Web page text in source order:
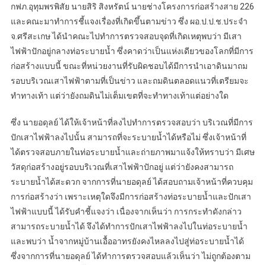
กฟภ.อุทุมพรพิสัย นายสิริ สิงหรัตน์ นายช่างโครงการก่อสร้างสาย 226
และคณะมาทำการชี้แจงเรื่องที่เกิดขึ้นตามข่าว ซึ่ง ผอ.ป.ป.ช.ประจำ
จ.ศรีสะเกษ ได้นำคณะไปทำการตรวจสอบจุดที่เกิดเหตุพบว่า มีเสา
ไฟฟ้าปักอยู่กลางท่อระบายน้ำ ซึ่งคาดว่าเป็นแห่งเดียวของโลกที่มีการ
ก่อสร้างแบบนี้ ขณะที่หน่วยงานที่รับผิดชอบได้มีการนำเอาดินมาถม
รอบบริเวณเสาไฟฟ้าตามที่เป็นข่าว และถมดินตลอดแนวที่เตรียมจะ
ทำทางเท้า แต่ว่ายังถมดินไม่เต็มเขตที่จะทำทางเท้าแต่อย่างใด
ซึ่ง นายอดุลย์ ได้ให้เจ้าหน้าที่ลงไปทำการตรวจสอบว่า บริเวณที่มีการ
ปักเสาไฟฟ้าลงไปนั้น สามารถที่จะระบายน้ำได้หรือไม่ ซึ่งเจ้าหน้าที่
ได้ตรวจสอบภายในท่อระบายน้ำและถ่ายภาพมาแจ้งให้ทราบว่า มีเศษ
วัสดุก่อสร้างอยู่รอบบริเวณที่เสาไฟฟ้าปักอยู่ แต่ว่ายังคงสามารถ
ระบายน้ำได้สะดวก จากการที่นายอดุลย์ ได้สอบถามเจ้าหน้าที่ควบคุม
การก่อสร้างว่า เพราะเหตุใดจึงมีการก่อสร้างท่อระบายน้ำและปักเสา
ไฟฟ้าแบบนี้ ได้รับคำชี้แจงว่า เนื่องจากเห็นว่า การกระทำดังกล่าว
สามารถระบายน้ำได้ จึงได้ทำการปักเสาไฟฟ้าลงไปในท่อระบายน้ำ
และพบว่า น้ำจากหมู่บ้านเอื้ออาทรยังคงไหลลงไปสู่ท่อระบายน้ำได้
ซึ่งจากการที่นายอดุลย์ ได้ทำการตรวจสอบแล้วเห็นว่า ไม่ถูกต้องตาม